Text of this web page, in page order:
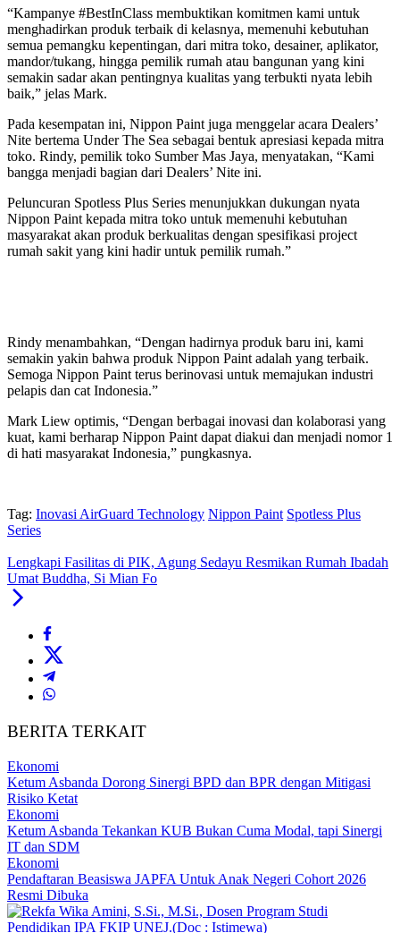
“Kampanye #BestInClass membuktikan komitmen kami untuk
menghadirkan produk terbaik di kelasnya, memenuhi kebutuhan
semua pemangku kepentingan, dari mitra toko, desainer, aplikator,
mandor/tukang, hingga pemilik rumah atau bangunan yang kini
semakin sadar akan pentingnya kualitas yang terbukti nyata lebih
baik,” jelas Mark.
Pada kesempatan ini, Nippon Paint juga menggelar acara Dealers’
Nite bertema Under The Sea sebagai bentuk apresiasi kepada mitra
toko. Rindy, pemilik toko Sumber Mas Jaya, menyatakan, “Kami
bangga menjadi bagian dari Dealers’ Nite ini.
Peluncuran Spotless Plus Series menunjukkan dukungan nyata
Nippon Paint kepada mitra toko untuk memenuhi kebutuhan
masyarakat akan produk berkualitas dengan spesifikasi project
rumah sakit yang kini hadir untuk pemilik rumah.”
Rindy menambahkan, “Dengan hadirnya produk baru ini, kami
semakin yakin bahwa produk Nippon Paint adalah yang terbaik.
Semoga Nippon Paint terus berinovasi untuk memajukan industri
pelapis dan cat Indonesia.”
Mark Liew optimis, “Dengan berbagai inovasi dan kolaborasi yang
kuat, kami berharap Nippon Paint dapat diakui dan menjadi nomor 1
di hati masyarakat Indonesia,” pungkasnya.
Tag: Inovasi AirGuard Technology Nippon Paint Spotless Plus
Series
Lengkapi Fasilitas di PIK, Agung Sedayu Resmikan Rumah Ibadah
Umat Buddha, Si Mian Fo
BERITA TERKAIT
Ekonomi
Ketum Asbanda Dorong Sinergi BPD dan BPR dengan Mitigasi
Risiko Ketat
Ekonomi
Ketum Asbanda Tekankan KUB Bukan Cuma Modal, tapi Sinergi
IT dan SDM
Ekonomi
Pendaftaran Beasiswa JAPFA Untuk Anak Negeri Cohort 2026
Resmi Dibuka